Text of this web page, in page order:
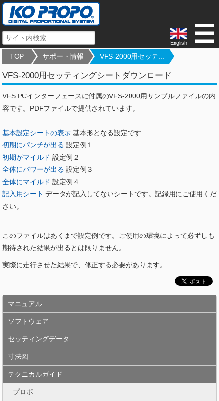
English
TOP サポート情報 VFS-2000用セッテ...
VFS-2000用セッティングシートダウンロード
VFS PCインターフェースに付属のVFS-2000用サンプルファイルの内
容です。PDFファイルで提供されています。
基本設定シートの表示 基本形となる設定です
初期にパンチが出る 設定例１
初期がマイルド 設定例２
全体にパワーが出る 設定例３
全体にマイルド 設定例４
記入用シート データが記入してないシートです。記録用にご使用くだ
さい。
このファイルはあくまで設定例です。ご使用の環境によって必ずしも
期待された結果が出るとは限りません。
実際に走行させた結果で、修正する必要があります。
マニュアル
ソフトウェア
セッティングデータ
寸法図
テクニカルガイド
プロポ